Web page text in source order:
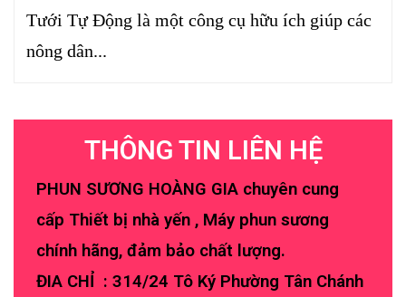
Tưới Tự Động là một công cụ hữu ích giúp các
nông dân...
THÔNG TIN LIÊN HỆ
PHUN SƯƠNG HOÀNG GIA chuyên cung
cấp Thiết bị nhà yến , Máy phun sương
chính hãng, đảm bảo chất lượng.
ĐIA CHỈ : 314/24 Tô Ký Phường Tân Chánh